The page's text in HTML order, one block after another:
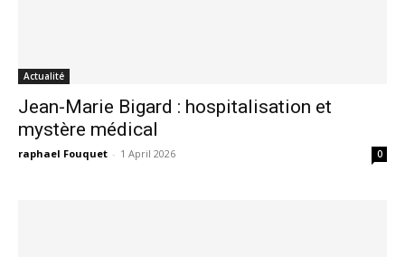
Actualité
Jean-Marie Bigard : hospitalisation et
mystère médical
raphael Fouquet - 1 April 2026 0